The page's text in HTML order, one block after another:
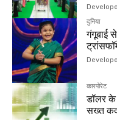
दुनिया
गंगूबाई
कारपोरेट
डॉलर के
सख्त